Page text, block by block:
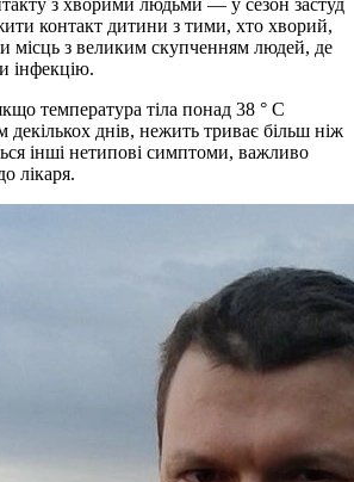
з хворими людьми — у сезон застуд
контакт дитини з тими, хто хворий,
місць з великим скупченням людей, де
інфекцію.
температура тіла понад 38 ° C
декількох днів, нежить триває більш ніж
інші нетипові симптоми, важливо
лікаря.